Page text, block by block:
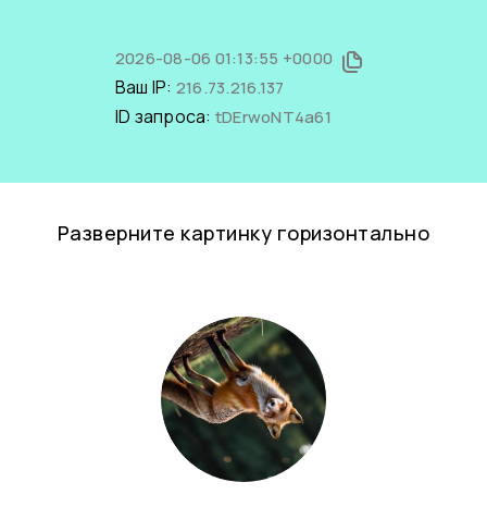
2026-08-06 01:13:55 +0000
Ваш IP: 216.73.216.137
ID запроса: tDErwoNT4a61
Разверните картинку горизонтально